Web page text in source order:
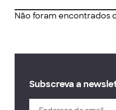
Não foram encontrados
Subscreva a